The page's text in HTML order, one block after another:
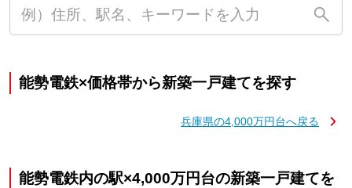
能勢電鉄×価格帯から新築一戸建てを探す
兵庫県の4,000万円台へ戻る
能勢電鉄内の駅×4,000万円台の新築一戸建てを